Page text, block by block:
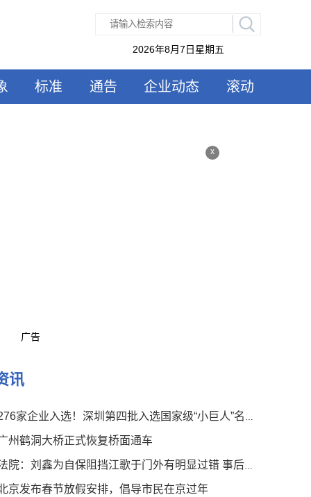
2026年8月7日星期五
标准 通告 企业动态 滚动
x
广告
讯
家企业入选！深圳第四批入选国家级“小巨人”名单公布
州鹤洞大桥正式恢复桥面通车
院：刘鑫为自保阻挡江歌于门外有明显过错 事后言论有违伦常
京发布春节放假安排，倡导市民在京过年